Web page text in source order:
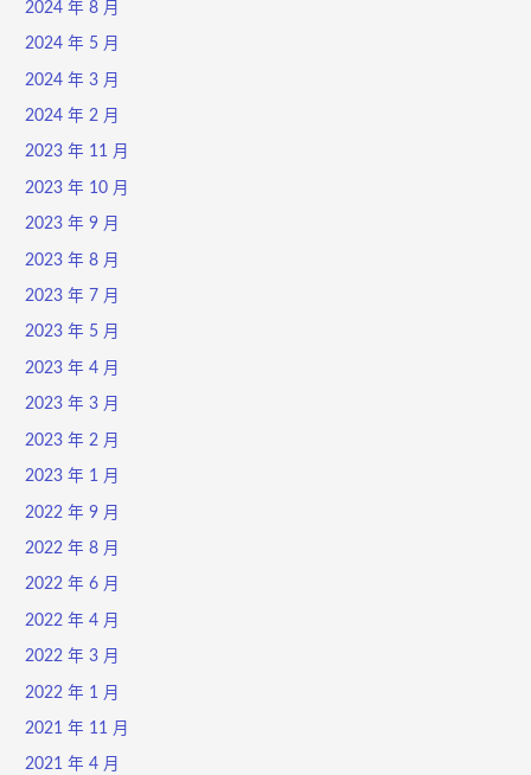
2024 年 8 月
2024 年 5 月
2024 年 3 月
2024 年 2 月
2023 年 11 月
2023 年 10 月
2023 年 9 月
2023 年 8 月
2023 年 7 月
2023 年 5 月
2023 年 4 月
2023 年 3 月
2023 年 2 月
2023 年 1 月
2022 年 9 月
2022 年 8 月
2022 年 6 月
2022 年 4 月
2022 年 3 月
2022 年 1 月
2021 年 11 月
2021 年 4 月